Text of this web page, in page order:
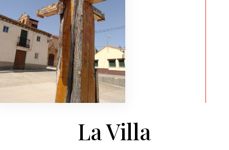
La Villa